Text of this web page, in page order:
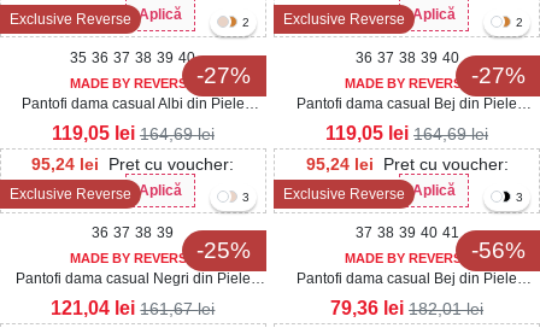
Her20
Aplică
Her20
Aplică
Exclusive Reverse
-27%
2
35 36 37 38 39 40
MADE BY REVERSE
Pantofi dama casual Albi din Piele
Ecologica Eren
95,24 lei
Pret cu voucher:
Her20
Aplică
119,05 lei 164,69lei
Exclusive Reverse
-27%
2
36 37 38 39 40
MADE BY REVERSE
Pantofi dama casual Bej din Piele
Ecologica Eren
95,24 lei
Pret cu voucher:
Her20
Aplică
119,05 lei 164,69lei
Exclusive Reverse
-25%
3
36 37 38 39
MADE BY REVERSE
Pantofi dama casual Negri din Piele
Ecologica Dalina
121,04 lei 161,67lei
Exclusive Reverse
-56%
3
37 38 39 40 41
MADE BY REVERSE
Pantofi dama casual Bej din Piele
Ecologica Seena
79,36 lei 182,01lei